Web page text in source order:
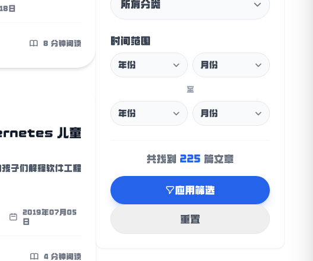
时间范围
至
共找到 225 篇文章
应用筛选
重置
日
8 分钟阅读
儿童
子们解释软件工程
2019年07月05
日
4 分钟阅读